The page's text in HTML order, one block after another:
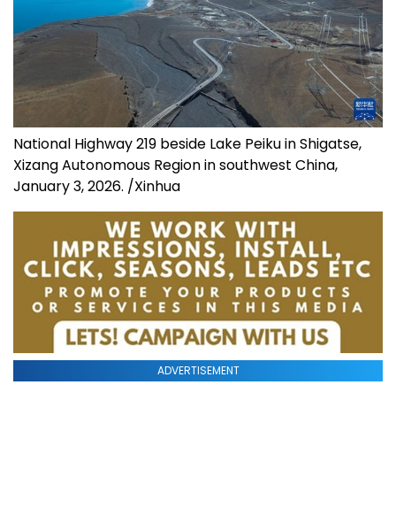
National Highway 219 beside Lake Peiku in Shigatse,
Xizang Autonomous Region in southwest China,
January 3, 2026. /Xinhua
ADVERTISEMENT